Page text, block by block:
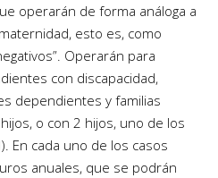
operarán de forma análoga a
esto es, como
Operarán para
con discapacidad,
dependientes y familias
o con 2 hijos, uno de los
En cada uno de los casos
anuales, que se podrán